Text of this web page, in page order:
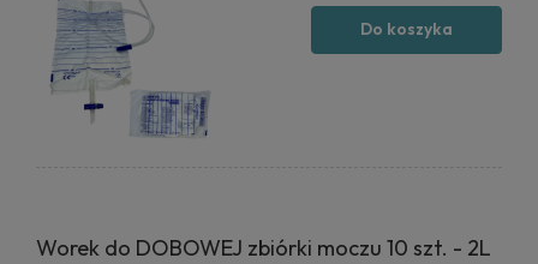
Do koszyka
Worek do DOBOWEJ zbiórki moczu 10 szt. - 2L